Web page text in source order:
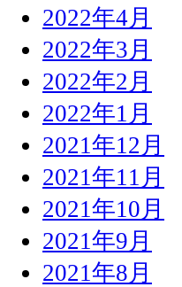
2022年4月
2022年3月
2022年2月
2022年1月
2021年12月
2021年11月
2021年10月
2021年9月
2021年8月